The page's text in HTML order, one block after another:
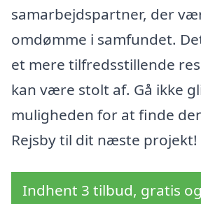
samarbejdspartner, der
omdømme i samfundet.
et mere tilfredsstillende
kan være stolt af. Gå ikke
muligheden for at finde
Rejsby til dit næste projekt!
Indhent 3 tilbud, gratis og